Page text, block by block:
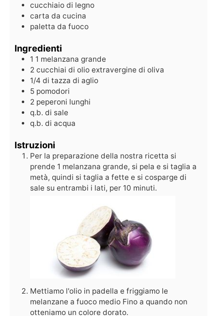
cucchiaio di legno
carta da cucina
paletta da fuoco
Ingredienti
1 1 melanzana grande
2 cucchiai di olio extravergine di oliva
1/4 di tazza di aglio
5 pomodori
2 peperoni lunghi
q.b. di sale
q.b. di acqua
Istruzioni
Per la preparazione della nostra ricetta si
prende 1 melanzana grande, si pela e si taglia a
metà, quindi si taglia a fette e si cosparge di
sale su entrambi i lati, per 10 minuti.
Mettiamo l'olio in padella e friggiamo le
melanzane a fuoco medio Fino a quando non
otteniamo un colore dorato.